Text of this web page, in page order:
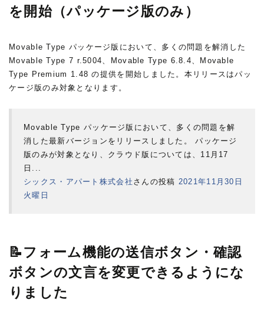
を開始（パッケージ版のみ）
Movable Type パッケージ版において、多くの問題を解消した
Movable Type 7 r.5004、Movable Type 6.8.4、Movable
Type Premium 1.48 の提供を開始しました。本リリースはパッ
ケージ版のみ対象となります。
Movable Type パッケージ版において、多くの問題を解
消した最新バージョンをリリースしました。 パッケージ
版のみが対象となり、クラウド版については、11月17
日...
シックス・アパート株式会社 さんの投稿 2021年11月30日
火曜日
📝フォーム機能の送信ボタン・確認
ボタンの文言を変更できるようにな
りました